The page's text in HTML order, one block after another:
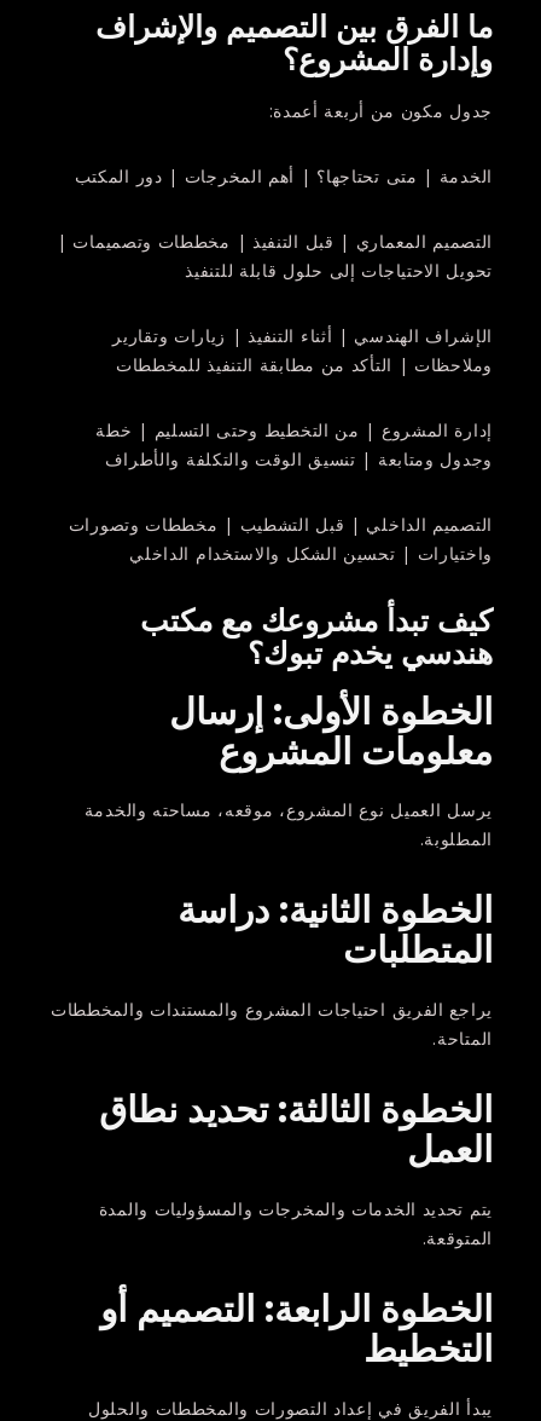
ما الفرق بين التصميم والإشراف
وإدارة المشروع؟
جدول مكون من أربعة أعمدة:
الخدمة | متى تحتاجها؟ | أهم المخرجات | دور المكتب
التصميم المعماري | قبل التنفيذ | مخططات وتصميمات |
تحويل الاحتياجات إلى حلول قابلة للتنفيذ
الإشراف الهندسي | أثناء التنفيذ | زيارات وتقارير
وملاحظات | التأكد من مطابقة التنفيذ للمخططات
إدارة المشروع | من التخطيط وحتى التسليم | خطة
وجدول ومتابعة | تنسيق الوقت والتكلفة والأطراف
التصميم الداخلي | قبل التشطيب | مخططات وتصورات
واختيارات | تحسين الشكل والاستخدام الداخلي
كيف تبدأ مشروعك مع مكتب
هندسي يخدم تبوك؟
الخطوة الأولى: إرسال
معلومات المشروع
يرسل العميل نوع المشروع، موقعه، مساحته والخدمة
المطلوبة.
الخطوة الثانية: دراسة
المتطلبات
يراجع الفريق احتياجات المشروع والمستندات والمخططات
المتاحة.
الخطوة الثالثة: تحديد نطاق
العمل
يتم تحديد الخدمات والمخرجات والمسؤوليات والمدة
المتوقعة.
الخطوة الرابعة: التصميم أو
التخطيط
يبدأ الفريق في إعداد التصورات والمخططات والحلول